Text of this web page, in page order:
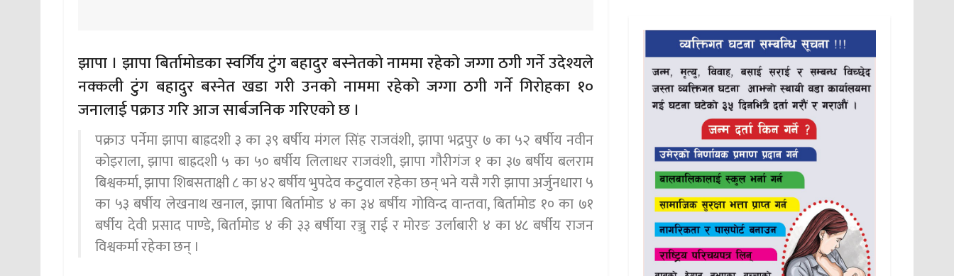
झापा । झापा बिर्तामोडका स्वर्गिय टुंग बहादुर बस्नेतको नाममा रहेको जग्गा ठगी गर्ने उदेश्यले
नक्कली टुंग बहादुर बस्नेत खडा गरी उनको नाममा रहेको जग्गा ठगी गर्ने गिरोहका १०
जनालाई पक्राउ गरि आज सार्बजनिक गरिएको छ ।
पक्राउ पर्नेमा झापा बाह्रदशी ३ का ३९ बर्षीय मंगल सिंह राजवंशी, झापा भद्रपुर ७ का ५२ बर्षीय नवीन
कोइराला, झापा बाह्रदशी ५ का ५० बर्षीय लिलाधर राजवंशी, झापा गौरीगंज १ का ३७ बर्षीय बलराम
बिश्वकर्मा, झापा शिबसताक्षी ८ का ४२ बर्षीय भुपदेव कटुवाल रहेका छन् भने यसै गरी झापा अर्जुनधारा ५
का ५३ बर्षीय लेखनाथ खनाल, झापा बिर्तामोड ४ का ३४ बर्षीय गोविन्द वान्तवा, बिर्तामोड १० का ७१
बर्षीय देवी प्रसाद पाण्डे, बिर्तामोड ४ की ३३ बर्षीया रञ्जु राई र मोरङ उर्लाबारी ४ का ४८ बर्षीय राजन
विश्वकर्मा रहेका छन् ।